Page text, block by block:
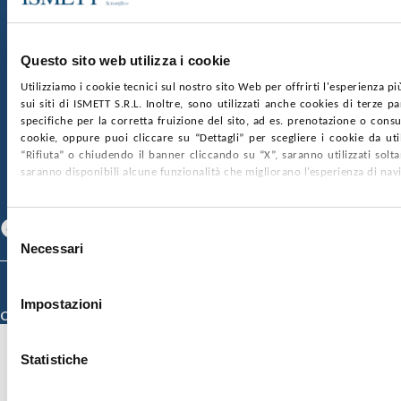
Questo sito web utilizza i cookie
Utilizziamo i cookie tecnici sul nostro sito Web per offrirti l'esperienza
sui siti di ISMETT S.R.L. Inoltre, sono utilizzati anche cookies di terze
specifiche per la corretta fruizione del sito, ad es. prenotazione o
cookie, oppure puoi cliccare su “Dettagli” per scegliere i cookie da
“Rifiuta” o chiudendo il banner cliccando su “X”, saranno utilizzati
saranno disponibili alcune funzionalità che migliorano l’esperienza di
Selezione
delNecessari
Impostazioni
Statistiche
nr. REA PA-201818 P.I. 04544550827
SOCIETÀ TRASPARENTE WHISTLEBLOWING
GARE E CONTRATTIPRIVACYCOOKIE POLICY
SOSTIENICIMAPPA DEL SITOACCESSIBILITÀ
CONTATTI
Specializzazione)
Credits